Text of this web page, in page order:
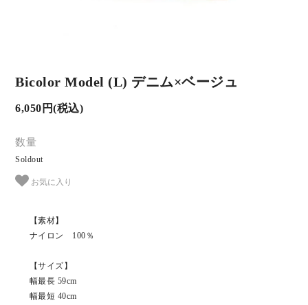
Bicolor Model (L) デニム×ベージュ
6,050円(税込)
数量
Soldout
お気に入り
【素材】
ナイロン 100％
【サイズ】
幅最長 59cm
幅最短 40cm